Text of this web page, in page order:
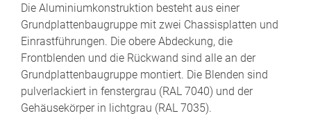
Die Aluminiumkonstruktion besteht aus einer
Grundplattenbaugruppe mit zwei Chassisplatten und
Einrastführungen. Die obere Abdeckung, die
Frontblenden und die Rückwand sind alle an der
Grundplattenbaugruppe montiert. Die Blenden sind
pulverlackiert in fenstergrau (RAL 7040) und der
Gehäusekörper in lichtgrau (RAL 7035).